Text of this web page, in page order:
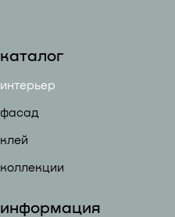
каталог
интерьер
фасад
клей
коллекции
информация